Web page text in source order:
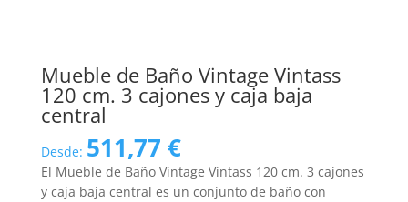
Mueble de Baño Vintage Vintass
120 cm. 3 cajones y caja baja
central
Desde: 511,77 €
El Mueble de Baño Vintage Vintass 120 cm. 3 cajones
y caja baja central es un conjunto de baño con